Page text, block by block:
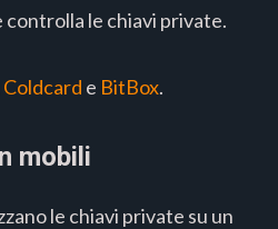
le chiavi private.
Coldcard e BitBox.
mobili
le chiavi private su un